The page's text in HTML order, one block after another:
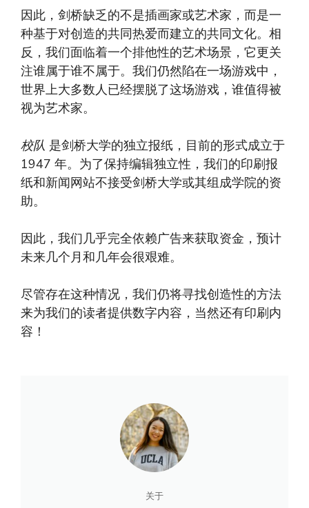
因此，剑桥缺乏的不是插画家或艺术家，而是一
种基于对创造的共同热爱而建立的共同文化。相
反，我们面临着一个排他性的艺术场景，它更关
注谁属于谁不属于。我们仍然陷在一场游戏中，
世界上大多数人已经摆脱了这场游戏，谁值得被
视为艺术家。
校队 是剑桥大学的独立报纸，目前的形式成立于
1947 年。为了保持编辑独立性，我们的印刷报
纸和新闻网站不接受剑桥大学或其组成学院的资
助。
因此，我们几乎完全依赖广告来获取资金，预计
未来几个月和几年会很艰难。
尽管存在这种情况，我们仍将寻找创造性的方法
来为我们的读者提供数字内容，当然还有印刷内
容！
关于